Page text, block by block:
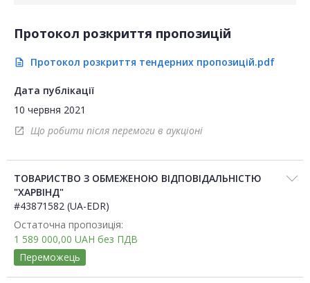
Протокол розкриття пропозицій
description Протокол розкриття тендерних пропозицій.pdf
Дата публікації
10 червня 2021
open_in_new Що робити після перемоги в аукціоні
ТОВАРИСТВО З ОБМЕЖЕНОЮ ВІДПОВІДАЛЬНІСТЮ
"ХАРВІНД"
#43871582 (UA-EDR)
Остаточна пропозиція:
1 589 000,00 UAH без ПДВ
Переможець